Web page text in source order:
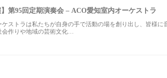
】第95回定期演奏会 – ACO愛知室内オーケストラ
ケストラは私たちが自身の手で活動の場を創り出し、皆様
会作りや地域の芸術文化…